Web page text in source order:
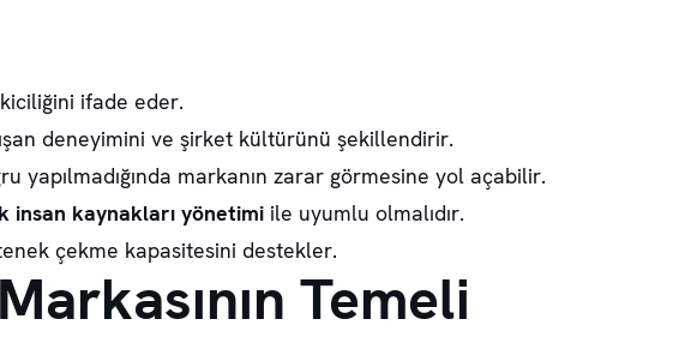
ifade eder.
deneyimini ve şirket kültürünü şekillendirir.
markanın zarar görmesine yol açabilir.
insan kaynakları yönetimi ile uyumlu olmalıdır.
çekme kapasitesini destekler.
Temeli